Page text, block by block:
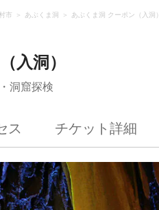
市 あぶくま洞 あぶくま洞 クーポン（入洞）
入洞）
洞窟探検
ス チケット詳細